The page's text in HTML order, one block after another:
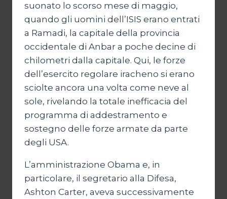
suonato lo scorso mese di maggio,
quando gli uomini dell’ISIS erano entrati
a Ramadi, la capitale della provincia
occidentale di Anbar a poche decine di
chilometri dalla capitale. Qui, le forze
dell’esercito regolare iracheno si erano
sciolte ancora una volta come neve al
sole, rivelando la totale inefficacia del
programma di addestramento e
sostegno delle forze armate da parte
degli USA.
L’amministrazione Obama e, in
particolare, il segretario alla Difesa,
Ashton Carter, aveva successivamente